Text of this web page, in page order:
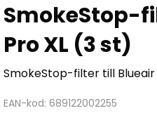
SmokeStop-
Pro XL (3 st)
SmokeStop-filter till Blueair
EAN-kod: 689122002255